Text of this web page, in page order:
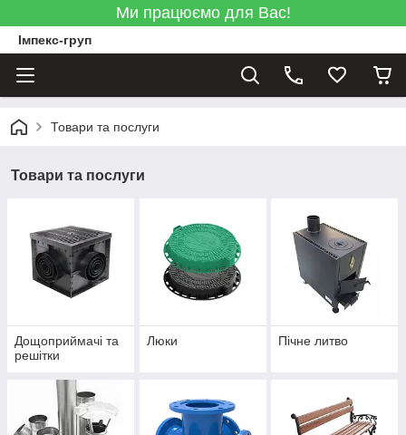
Ми працюємо для Вас!
Імпекс-груп
Товари та послуги
Товари та послуги
Дощоприймачі та
решітки
Люки Пічне литво